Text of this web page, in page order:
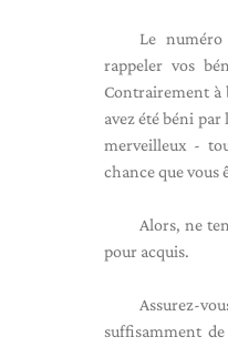
Le
rappeler vos
Contrairement à
avez été béni
merveilleux -
chance que vous
Alors, ne
pour acquis.
Assurez-
suffisamment